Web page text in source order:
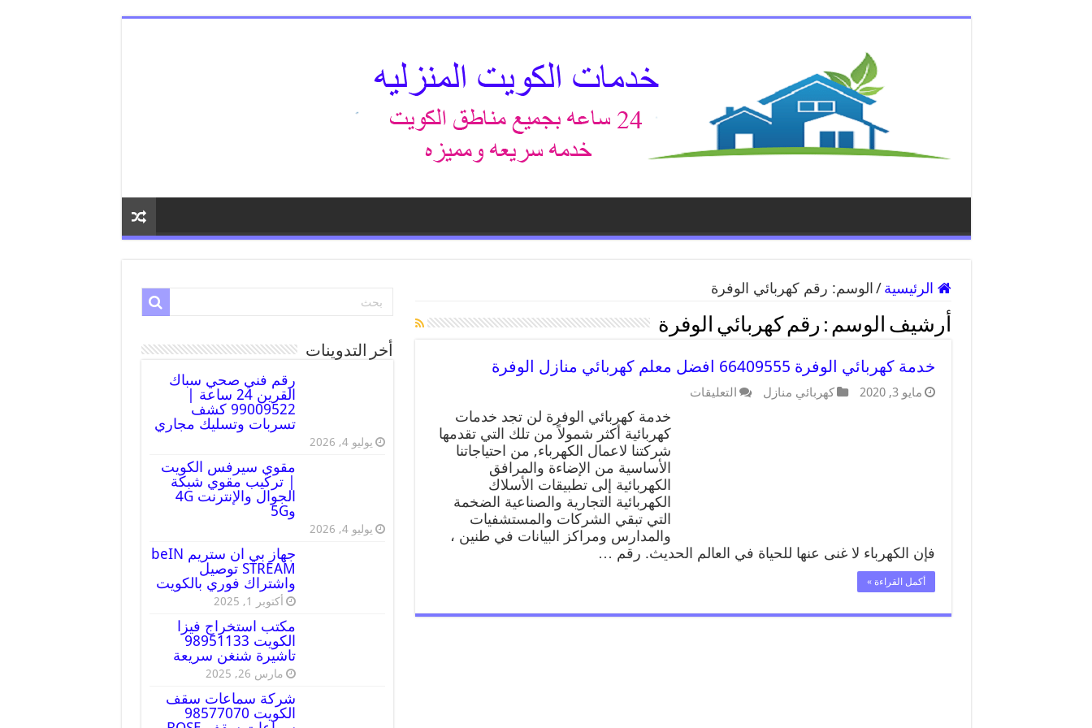
الرئيسية / الوسم: رقم كهربائي الوفرة
أرشيف الوسم : رقم كهربائي الوفرة
خدمة كهربائي الوفرة 66409555 افضل معلم كهربائي منازل الوفرة
مايو 3, 2020 كهربائي منازل التعليقات
خدمة كهربائي الوفرة لن تجد خدمات
كهربائية أكثر شمولاً من تلك التي تقدمها
شركتنا لاعمال الكهرباء, من احتياجاتنا
الأساسية من الإضاءة والمرافق
الكهربائية إلى تطبيقات الأسلاك
الكهربائية التجارية والصناعية الضخمة
التي تبقي الشركات والمستشفيات
والمدارس ومراكز البيانات في طنين ،
فإن الكهرباء لا غنى عنها للحياة في العالم الحديث. رقم …
أكمل القراءة »
أخر التدوينات
رقم فني صحي سباك
القرين 24 ساعة |
99009522 كشف
تسربات وتسليك مجاري
يوليو 4, 2026
مقوي سيرفس الكويت
| تركيب مقوي شبكة
الجوال والإنترنت 4G
و5G
يوليو 4, 2026
جهاز بي ان ستريم beIN
STREAM توصيل
واشتراك فوري بالكويت
أكتوبر 1, 2025
مكتب استخراج فيزا
الكويت 98951133
تاشيرة شنغن سريعة
مارس 26, 2025
شركة سماعات سقف
الكويت 98577070